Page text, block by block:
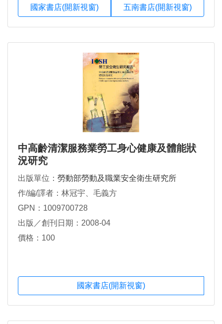
國家書店(開新視窗) 五南書店(開新視窗)
中高齡清潔服務業勞工身心健康及體能狀
況研究
出版單位： 勞動部勞動及職業安全衛生研究所
作/編/譯者：林冠宇、毛義方
GPN：1009700728
出版／創刊日期：2008-04
價格：100
國家書店(開新視窗)